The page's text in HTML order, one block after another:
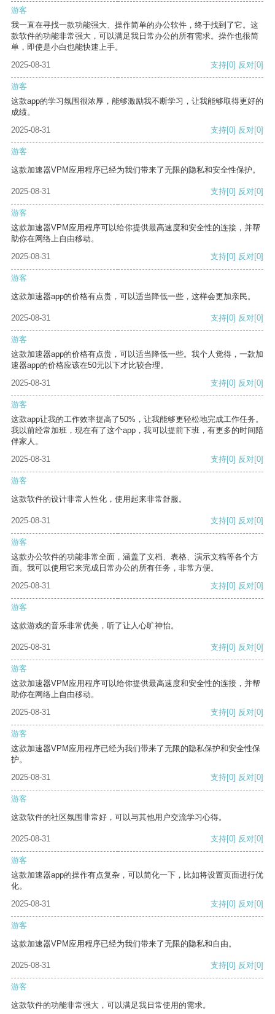
游客
我一直在寻找一款功能强大、操作简单的办公软件，终于找到了它。这
款软件的功能非常强大，可以满足我日常办公的所有需求。操作也很简
单，即使是小白也能快速上手。
2025-08-31
支持[0] 反对[0]
游客
这款app的学习氛围很浓厚，能够激励我不断学习，让我能够取得更好的
成绩。
2025-08-31
支持[0] 反对[0]
游客
这款加速器VPM应用程序已经为我们带来了无限的隐私和安全性保护。
2025-08-31 支持[0] 反对[0]
游客
这款加速器VPM应用程序可以给你提供最高速度和安全性的连接，并帮
助你在网络上自由移动。
2025-08-31
支持[0] 反对[0]
游客
这款加速器app的价格有点贵，可以适当降低一些，这样会更加亲民。
2025-08-31 支持[0] 反对[0]
游客
这款加速器app的价格有点贵，可以适当降低一些。我个人觉得，一款加
速器app的价格应该在50元以下才比较合理。
2025-08-31
支持[0] 反对[0]
游客
这款app让我的工作效率提高了50%，让我能够更轻松地完成工作任务。
我以前经常加班，现在有了这个app，我可以提前下班，有更多的时间陪
伴家人。
2025-08-31
支持[0] 反对[0]
游客
这款软件的设计非常人性化，使用起来非常舒服。
2025-08-31 支持[0] 反对[0]
游客
这款办公软件的功能非常全面，涵盖了文档、表格、演示文稿等各个方
面。我可以使用它来完成日常办公的所有任务，非常方便。
2025-08-31
支持[0] 反对[0]
游客
这款游戏的音乐非常优美，听了让人心旷神怡。
2025-08-31 支持[0] 反对[0]
游客
这款加速器VPM应用程序可以给你提供最高速度和安全性的连接，并帮
助你在网络上自由移动。
2025-08-31
支持[0] 反对[0]
游客
这款加速器VPM应用程序已经为我们带来了无限的隐私保护和安全性保
护。
2025-08-31
支持[0] 反对[0]
游客
这款软件的社区氛围非常好，可以与其他用户交流学习心得。
2025-08-31 支持[0] 反对[0]
游客
这款加速器app的操作有点复杂，可以简化一下，比如将设置页面进行优
化。
2025-08-31
支持[0] 反对[0]
游客
这款加速器VPM应用程序已经为我们带来了无限的隐私和自由。
2025-08-31 支持[0] 反对[0]
游客
这款软件的功能非常强大，可以满足我日常使用的需求。